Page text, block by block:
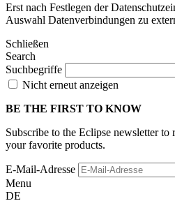
Erst nach Festlegen der
Auswahl Datenverbindungen zu
Schließen
Search
Suchbegriffe
Nicht erneut anzeigen
BE THE FIRST TO KNOW
Subscribe to the Eclipse newsletter
your favorite products.
E-Mail-Adresse
Menu
DE